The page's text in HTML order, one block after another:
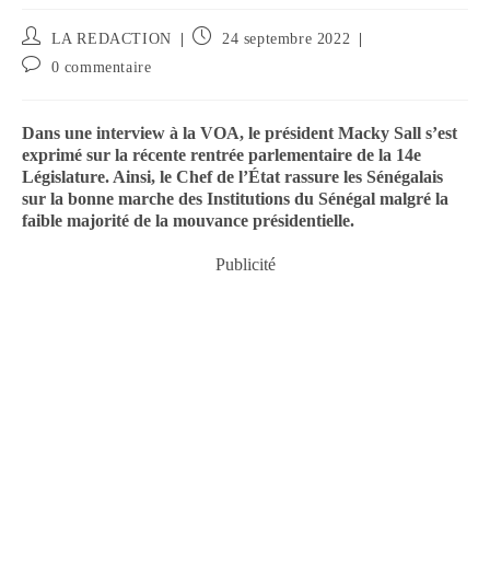
LA REDACTION
24 septembre 2022
0 commentaire
Dans une interview à la VOA, le président Macky Sall s’est
exprimé sur la récente rentrée parlementaire de la 14e
Législature. Ainsi, le Chef de l’État rassure les Sénégalais
sur la bonne marche des Institutions du Sénégal malgré la
faible majorité de la mouvance présidentielle.
Publicité